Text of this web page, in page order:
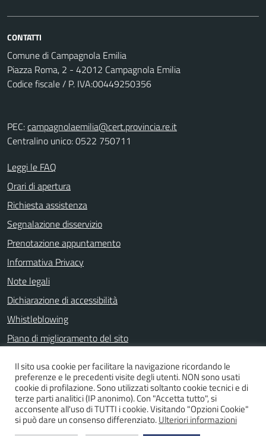
CONTATTI
Comune di Campagnola Emilia
Piazza Roma, 2 - 42012 Campagnola Emilia
Codice fiscale / P. IVA:00449250356
PEC:campagnolaemilia@cert.provincia.re.it
Centralino unico: 0522 750711
Leggi le FAQ
Orari di apertura
Richiesta assistenza
Segnalazione disservizio
Prenotazione appuntamento
Informativa Privacy
Note legali
Dichiarazione di accessibilità
Whistleblowing
Piano di miglioramento del sito
SEGUICI SU
Facebook
Il sito usa cookie per facilitare la navigazione ricordando le
preferenze e le precedenti visite degli utenti. NON sono usati
cookie di profilazione. Sono utilizzati soltanto cookie tecnici e di
terze parti analitici (IP anonimo). Con "Accetta tutto", si
acconsente all'uso di TUTTI i cookie. Visitando "Opzioni Cookie"
si può dare un consenso differenziato.Ulteriori informazioni